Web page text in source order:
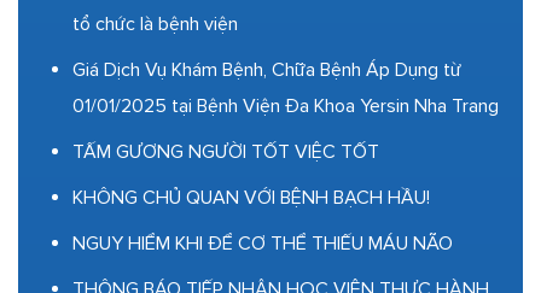
tổ chức là bệnh viện
Giá Dịch Vụ Khám Bệnh, Chữa Bệnh Áp Dụng từ
01/01/2025 tại Bệnh Viện Đa Khoa Yersin Nha Trang
TẤM GƯƠNG NGƯỜI TỐT VIỆC TỐT
KHÔNG CHỦ QUAN VỚI BỆNH BẠCH HẦU!
NGUY HIỂM KHI ĐỂ CƠ THỂ THIẾU MÁU NÃO